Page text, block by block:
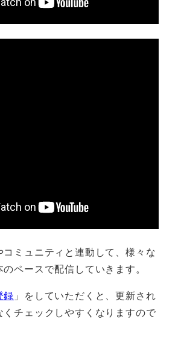
コミュニティと連動して、様々な
ペースで配信していきます。
録 」をしていただくと、更新され
くチェックしやすくなりますので